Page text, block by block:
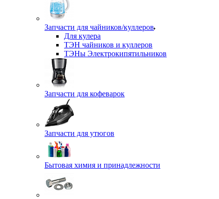
Запчасти для чайников/куллеров
Для кулера
ТЭН чайников и куллеров
ТЭНы Электрокипятильников
Запчасти для кофеварок
Запчасти для утюгов
Бытовая химия и принадлежности